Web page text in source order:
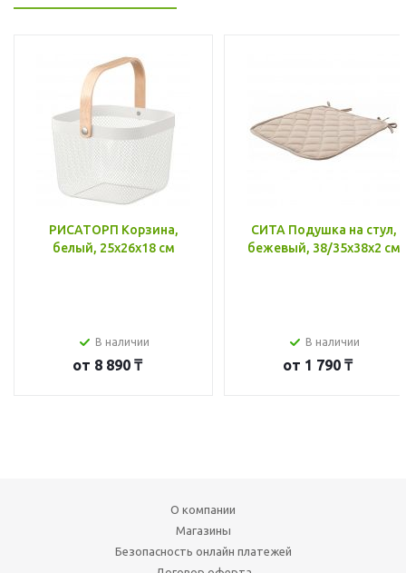
РИСАТОРП Корзина,
белый, 25x26x18 см
В наличии
от 8 890 ₸
СИТА Подушка на стул,
бежевый, 38/35x38x2 см
В наличии
от 1 790 ₸
О компании
Магазины
Безопасность онлайн платежей